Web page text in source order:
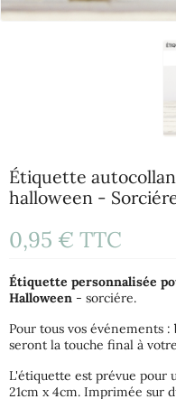
Étiquette
halloween -
0,95 € TTC
Étiquette personnalisée
Halloween - sorciére.
Pour tous vos événements :
seront la touche final à
L'étiquette est prévue pour
21cm x 4cm. Imprimée sur